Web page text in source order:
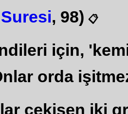
, 98) 📋
için,
orda
çekişen iki